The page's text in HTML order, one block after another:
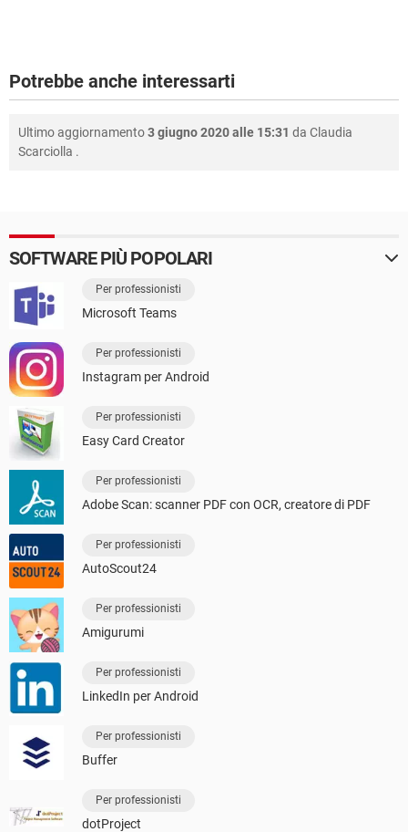
Potrebbe anche interessarti
Ultimo aggiornamento3 giugno 2020 alle 15:31 da Claudia
Scarciolla .
SOFTWARE PIÙ POPOLARI
Per professionisti
Microsoft Teams
Per professionisti
Instagram per Android
Per professionisti
Easy Card Creator
Per professionisti
Adobe Scan: scanner PDF con OCR, creatore di PDF
Per professionisti
AutoScout24
Per professionisti
Amigurumi
Per professionisti
LinkedIn per Android
Per professionisti
Buffer
Per professionisti
dotProject